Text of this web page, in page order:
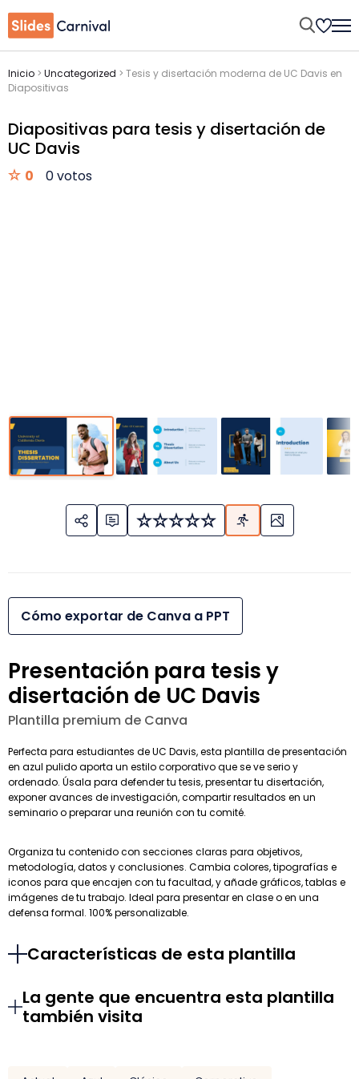
Inicio > Uncategorized > Tesis y disertación moderna de UC Davis en
Diapositivas
Diapositivas para tesis y disertación de
UC Davis
0 0 votos
Cómo exportar de Canva a PPT
Presentación para tesis y
disertación de UC Davis
Plantilla premium de Canva
Perfecta para estudiantes de UC Davis, esta plantilla de presentación
en azul pulido aporta un estilo corporativo que se ve serio y
ordenado. Úsala para defender tu tesis, presentar tu disertación,
exponer avances de investigación, compartir resultados en un
seminario o preparar una reunión con tu comité.
Organiza tu contenido con secciones claras para objetivos,
metodología, datos y conclusiones. Cambia colores, tipografías e
iconos para que encajen con tu facultad, y añade gráficos, tablas e
imágenes de tu trabajo. Ideal para presentar en clase o en una
defensa formal. 100% personalizable.
Características de esta plantilla
La gente que encuentra esta plantilla
también visita